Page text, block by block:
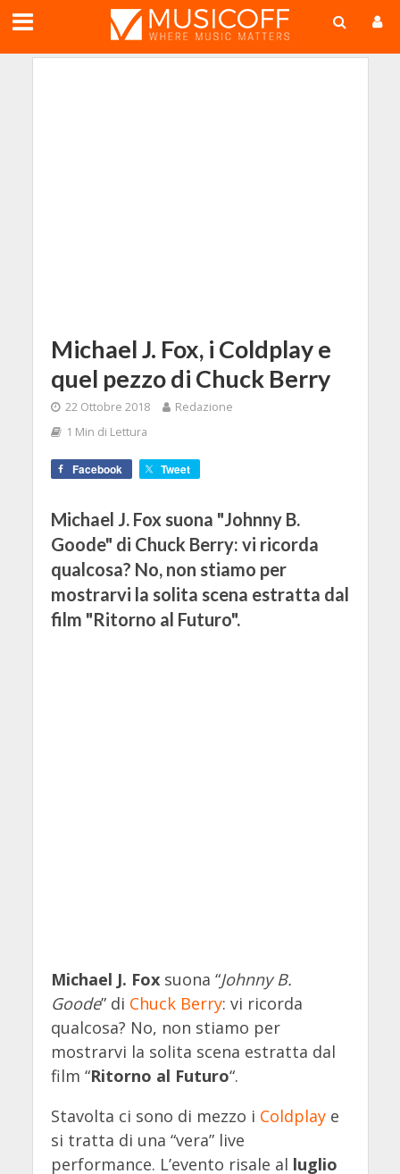
Michael J. Fox, i Coldplay e
quel pezzo di Chuck Berry
22 Ottobre 2018
Redazione
1 Min di Lettura
Facebook Tweet
Michael J. Fox suona "Johnny B.
Goode" di Chuck Berry: vi ricorda
qualcosa? No, non stiamo per
mostrarvi la solita scena estratta dal
film "Ritorno al Futuro".
Michael J. Foxsuona “Johnny B.
Goode” di Chuck Berry: vi ricorda
qualcosa? No, non stiamo per
mostrarvi la solita scena estratta dal
film “Ritorno al Futuro“.
Stavolta ci sono di mezzo i Coldplaye
si tratta di una “vera” live
performance. L’evento risale al luglio